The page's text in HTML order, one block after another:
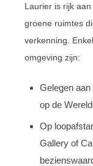
Laurier is rijk
groene ruimtes
verkenning.
omgeving zijn:
Gelegen
op de
Op
Gallery of